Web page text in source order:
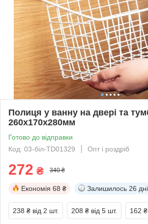
Полиця у ванну на двері та
260х170х280мм
Готово до відправки
Код: 03-біл-TD01329
Опт і роздріб
272 ₴ 340 ₴
Економія 68 ₴ Залишилось 26
238 ₴ від 2 шт. 208 ₴ від 5 шт. 162 ₴